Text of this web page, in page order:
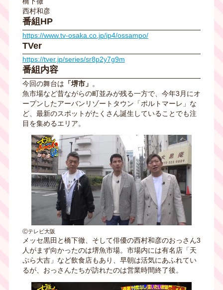
西村和彦
番組HP
https://www.tv-osaka.co.jp/ip4/ossampo/
TVer
https://tver.jp/series/sr8p2y7g9m
番組内容
今回の舞台は 「堺市」 。
魚市場など昔ながらの町並みが残る一方で、今年3月にオ
ープンしたアーバンリゾートタウン「ポルトマーレ」な
ど、最新のスポットがたくさん誕生していることでも注
目を集めるエリア。
Ⓒテレビ大阪
メッセ黒田と橋下徹、そして俳優の西村和彦のおっさん3
人がまず向かったのは堺魚市場。市場内には有名店「天
ぷら大吉」など飲食店もあり、早朝は活気にあふれてい
るが、おっさんたちが訪れたのは営業時間終了後。